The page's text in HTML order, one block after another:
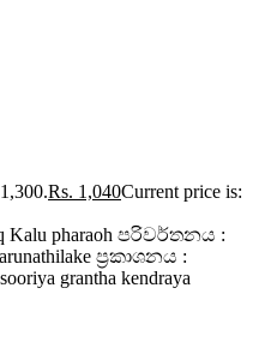
Rs. 1,040Current price is:
Kalu pharaoh පරිවර්තනය :
ප්‍රකාශනය :
grantha kendraya